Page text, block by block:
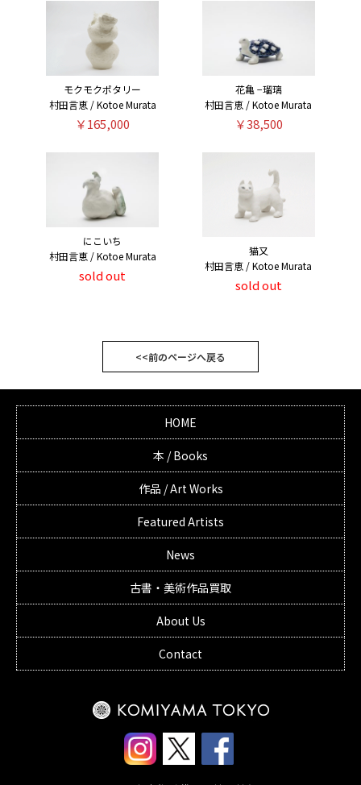
モクモクポタリー
村田言恵 / Kotoe Murata
￥165,000
花亀 −瑠璃
村田言恵 / Kotoe Murata
￥38,500
にこいち
村田言恵 / Kotoe Murata
sold out
猫又
村田言恵 / Kotoe Murata
sold out
<<前のページへ戻る
HOME
本 / Books
作品 / Art Works
Featured Artists
News
古書・美術作品買取
About Us
Contact